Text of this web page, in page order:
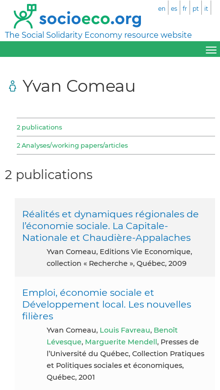
The Social Solidarity Economy resource website
en es fr pt it
Yvan Comeau
2 publications
2 Analyses/working papers/articles
2 publications
Réalités et dynamiques régionales de
l’économie sociale. La Capitale-
Nationale et Chaudière-Appalaches
Yvan Comeau, Editions Vie Economique,
collection « Recherche », Québec, 2009
Emploi, économie sociale et
Développement local. Les nouvelles
filières
Yvan Comeau, Louis Favreau, Benoît
Lévesque, Marguerite Mendell, Presses de
l’Université du Québec, Collection Pratiques
et Politiques sociales et économiques,
Québec, 2001